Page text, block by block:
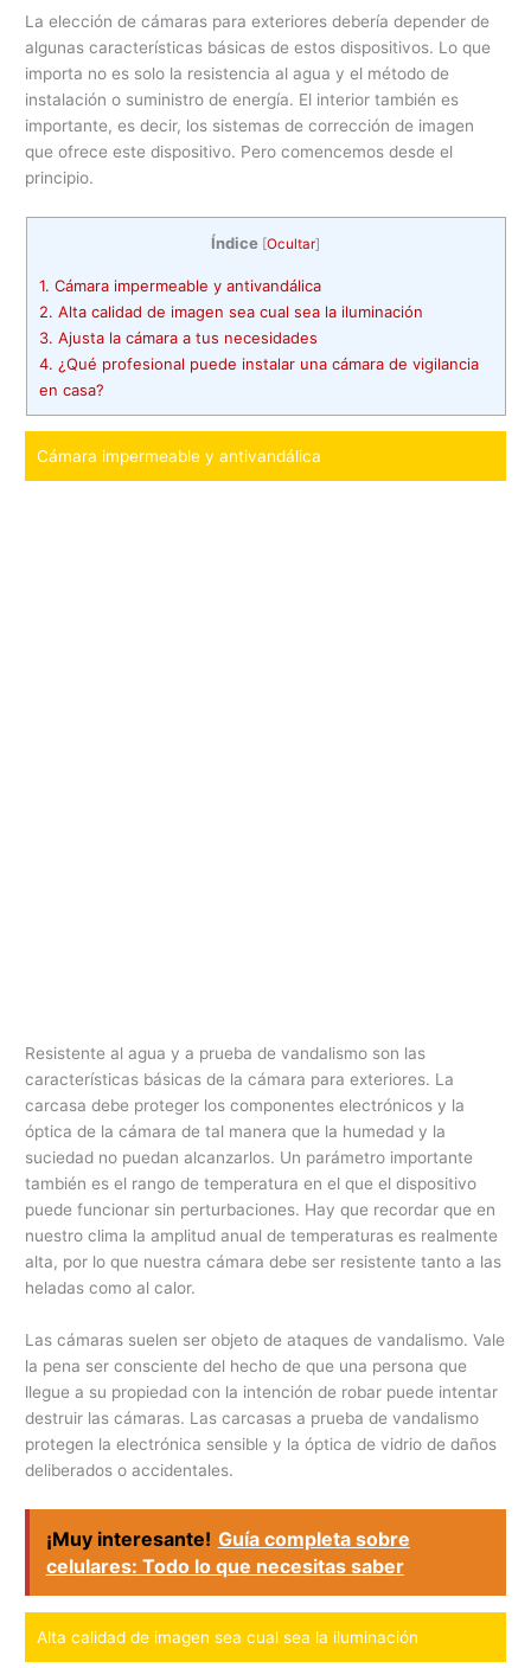
La elección de cámaras para exteriores debería depender de
algunas características básicas de estos dispositivos. Lo que
importa no es solo la resistencia al agua y el método de
instalación o suministro de energía. El interior también es
importante, es decir, los sistemas de corrección de imagen
que ofrece este dispositivo. Pero comencemos desde el
principio.
Índice [Ocultar]
1. Cámara impermeable y antivandálica
2. Alta calidad de imagen sea cual sea la iluminación
3. Ajusta la cámara a tus necesidades
4. ¿Qué profesional puede instalar una cámara de vigilancia
en casa?
Cámara impermeable y antivandálica
Resistente al agua y a prueba de vandalismo son las
características básicas de la cámara para exteriores. La
carcasa debe proteger los componentes electrónicos y la
óptica de la cámara de tal manera que la humedad y la
suciedad no puedan alcanzarlos. Un parámetro importante
también es el rango de temperatura en el que el dispositivo
puede funcionar sin perturbaciones. Hay que recordar que en
nuestro clima la amplitud anual de temperaturas es realmente
alta, por lo que nuestra cámara debe ser resistente tanto a las
heladas como al calor.
Las cámaras suelen ser objeto de ataques de vandalismo. Vale
la pena ser consciente del hecho de que una persona que
llegue a su propiedad con la intención de robar puede intentar
destruir las cámaras. Las carcasas a prueba de vandalismo
protegen la electrónica sensible y la óptica de vidrio de daños
deliberados o accidentales.
¡Muy interesante! Guía completa sobre
celulares: Todo lo que necesitas saber
Alta calidad de imagen sea cual sea la iluminación